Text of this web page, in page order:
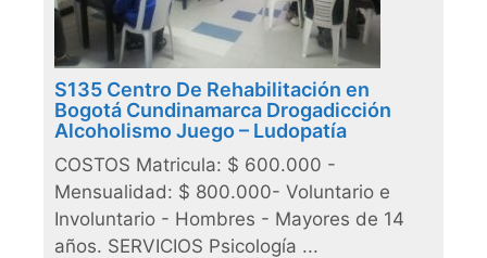
S135 Centro De Rehabilitación en
Bogotá Cundinamarca Drogadicción
Alcoholismo Juego – Ludopatía
COSTOS Matricula: $ 600.000 -
Mensualidad: $ 800.000- Voluntario e
Involuntario - Hombres - Mayores de 14
años. SERVICIOS Psicología ...